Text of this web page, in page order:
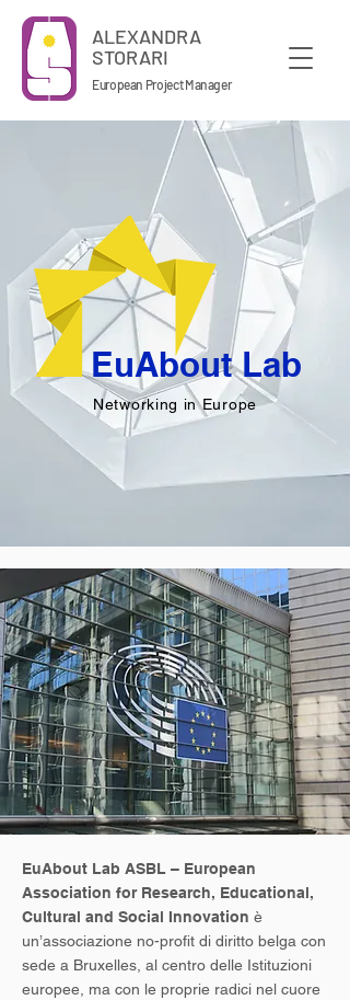
ALEXANDRA
STORARI
European Project Manager
EuAbout Lab
Networking in Europe
EuAbout Lab ASBL – European
Association for Research, Educational,
Cultural and Social Innovation è
un’associazione no-profit di diritto belga con
sede a Bruxelles, al centro delle Istituzioni
europee, ma con le proprie radici nel cuore